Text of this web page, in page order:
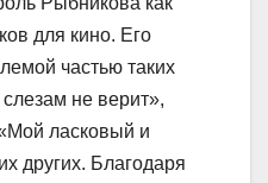
для кино. Его
частью таких
не верит»,
ласковый и
других. Благодаря